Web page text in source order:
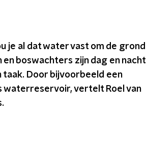
je al dat water vast om de grond
boswachters zijn dag en nacht
Door bijvoorbeeld een
waterreservoir, vertelt Roel van